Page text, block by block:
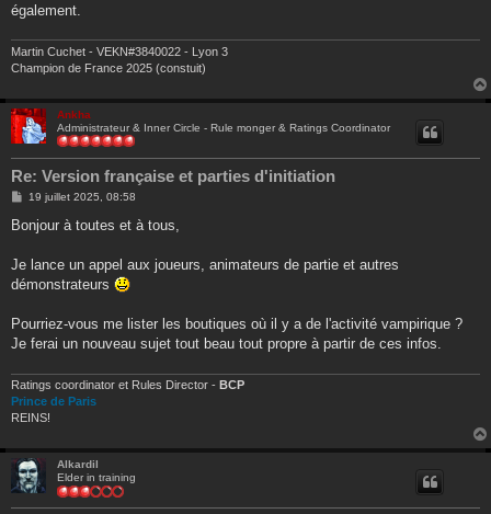
également.
Martin Cuchet - VEKN#3840022 - Lyon 3
Champion de France 2025 (constuit)
Ankha
Administrateur & Inner Circle - Rule monger & Ratings Coordinator
Re: Version française et parties d'initiation
M
s
g
19 juillet 2025, 08:58
Bonjour à toutes et à tous,
Je lance un appel aux joueurs, animateurs de partie et autres
démonstrateurs
Pourriez-vous me lister les boutiques où il y a de l'activité vampirique ?
Je ferai un nouveau sujet tout beau tout propre à partir de ces infos.
Ratings coordinator et Rules Director - BCP
Prince de Paris
REINS!
Alkardil
Elder in training